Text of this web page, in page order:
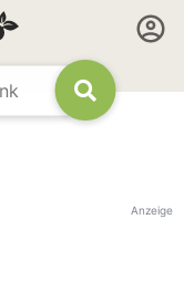
Anzeige